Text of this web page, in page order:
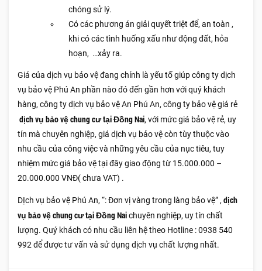
chóng sử lý.
Có các phương án giải quyết triệt để, an toàn ,
khi có các tình huống xấu như động đất, hỏa
hoạn, …xảy ra.
Giá của dịch vụ bảo vệ đang chính là yếu tố giúp công ty dịch
vụ bảo vệ Phú An phần nào đó đến gần hơn với quý khách
hàng, công ty dịch vụ bảo vệ An Phú An, công ty bảo vệ giá rẻ
dịch vụ bảo vệ chung cư tại Đồng Nai, với mức giá bảo vệ rẻ, uy
tín mà chuyên nghiệp, giá dịch vụ bảo vệ còn tùy thuộc vào
nhu cầu của công việc và những yêu cầu của nục tiêu, tuy
nhiệm mức giá bảo vệ tại đây giao động từ 15.000.000 –
20.000.000 VNĐ( chưa VAT) .
DỊch vụ bảo vệ Phú An, “: Đơn vị vàng trong làng bảo vệ” , dịch
vụ bảo vệ chung cư tại Đồng Naichuyên nghiệp, uy tín chất
lượng. Quý khách có nhu cầu liên hệ theo Hotline : 0938 540
992 để được tư vấn và sử dụng dịch vụ chất lượng nhất.